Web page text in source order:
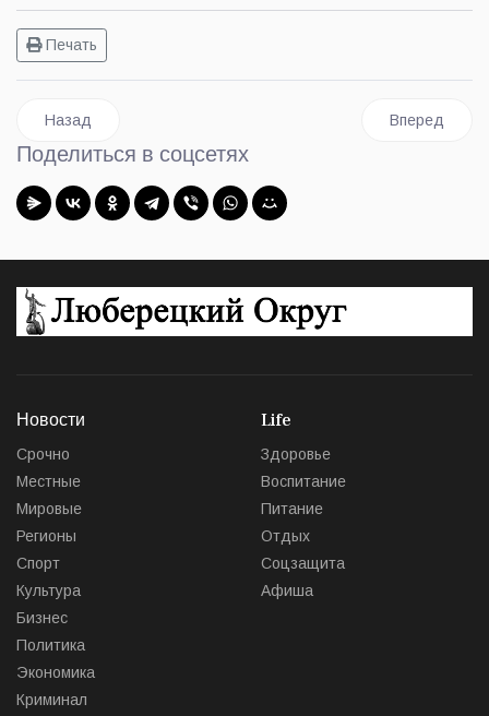
Печать
Предыдущий: «Единая Россия» готовит День соседей в
Назад Следующий:
Вперед
Поделиться в соцсетях
Новости
Срочно
Местные
Мировые
Регионы
Спорт
Культура
Бизнес
Политика
Экономика
Криминал
Life
Здоровье
Воспитание
Питание
Отдых
Соцзащита
Афиша